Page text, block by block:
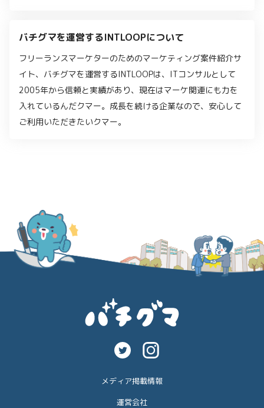
バチグマを運営するINTLOOPについて
フリーランスマーケターのためのマーケティング案件紹介サ
イト、バチグマを運営するINTLOOPは、ITコンサルとして
2005年から信頼と実績があり、現在はマーケ関連にも力を
入れているんだクマー。成長を続ける企業なので、安心して
ご利用いただきたいクマー。
メディア掲載情報
運営会社